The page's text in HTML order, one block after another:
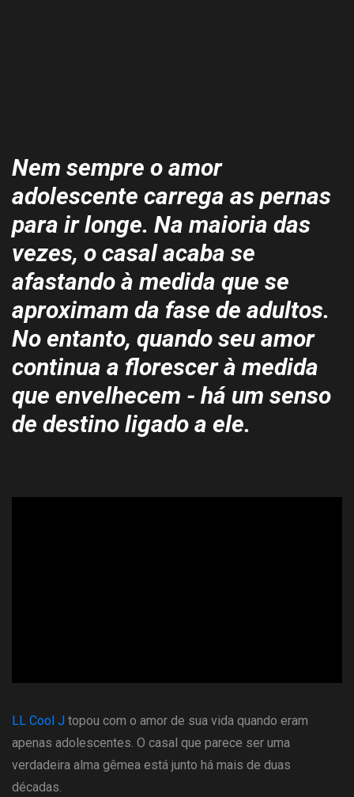
Nem sempre o amor
adolescente carrega as pernas
para ir longe. Na maioria das
vezes, o casal acaba se
afastando à medida que se
aproximam da fase de adultos.
No entanto, quando seu amor
continua a florescer à medida
que envelhecem - há um senso
de destino ligado a ele.
LL Cool J topou com o amor de sua vida quando eram
apenas adolescentes. O casal que parece ser uma
verdadeira alma gêmea está junto há mais de duas
décadas.